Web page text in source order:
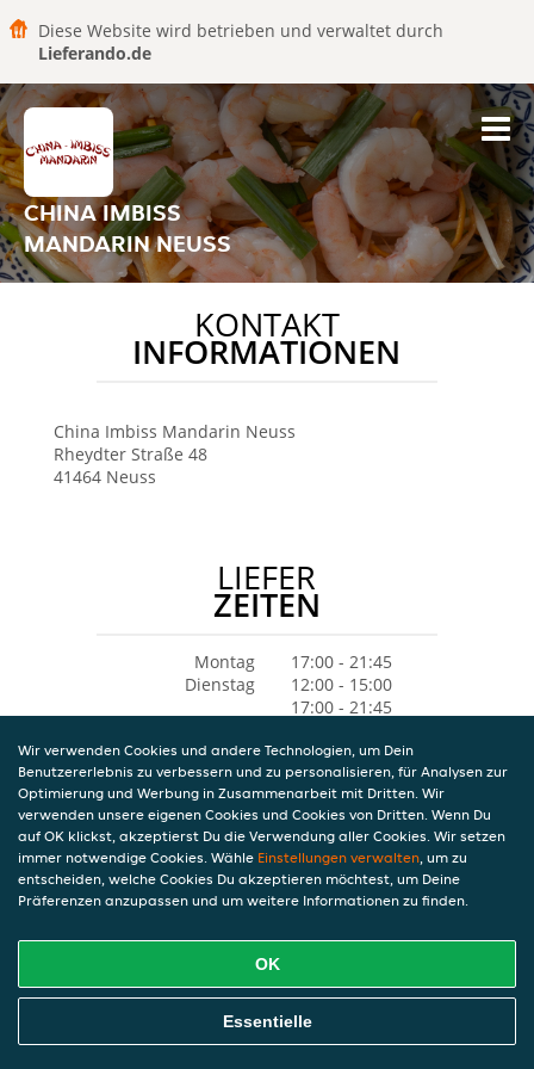
Diese Website wird betrieben und verwaltet durch
Lieferando.de
CHINA IMBISS
MANDARIN NEUSS
KONTAKT
INFORMATIONEN
China Imbiss Mandarin Neuss
Rheydter Straße 48
41464 Neuss
LIEFER
ZEITEN
Montag
17:00 - 21:45
Dienstag
12:00 - 15:00
17:00 - 21:45
17:00 - 21:45
Donnerstag
Geschlossen
Freitag
12:00 - 15:00
17:00 - 21:45
Samstag
12:00 - 21:45
Sonntag
12:00 - 21:45
Wir verwenden Cookies und andere Technologien, um Dein
Benutzererlebnis zu verbessern und zu personalisieren, für Analysen zur
Optimierung und Werbung in Zusammenarbeit mit Dritten. Wir
verwenden unsere eigenen Cookies und Cookies von Dritten. Wenn Du
auf OK klickst, akzeptierst Du die Verwendung aller Cookies. Wir setzen
immer notwendige Cookies. Wähle Einstellungen verwalten, um zu
entscheiden, welche Cookies Du akzeptieren möchtest, um Deine
Präferenzen anzupassen und um weitere Informationen zu finden.
OK
Essentielle